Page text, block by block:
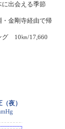
出会える季節
金剛寺経由で帰
グ 10㎞/17,660
夜）